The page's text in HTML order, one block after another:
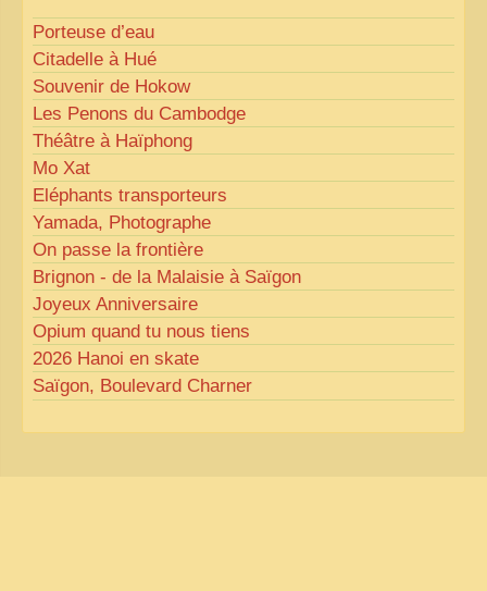
Porteuse d’eau
Citadelle à Hué
Souvenir de Hokow
Les Penons du Cambodge
Théâtre à Haïphong
Mo Xat
Eléphants transporteurs
Yamada, Photographe
On passe la frontière
Brignon - de la Malaisie à Saïgon
Joyeux Anniversaire
Opium quand tu nous tiens
2026 Hanoi en skate
Saïgon, Boulevard Charner